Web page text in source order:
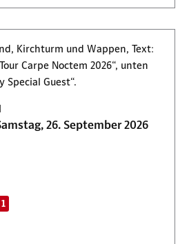
26. September 2026